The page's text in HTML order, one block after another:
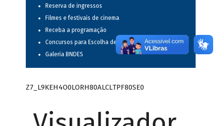
Reserva de ingressos
Filmes e festivais de cinema
Receba a programação
Concursos para Escolha de Espetáculos Musicais
Galeria BNDES
Z7_L9KEH4O0LORH80ALCLTPF80SE0